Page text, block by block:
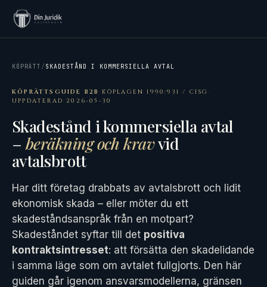
KÖPRÄTT / SKADESTÅND I KOMMERSIELLA AVTAL
KÖPRÄTTSGUIDE B2B· KÖPLAGEN 1990:931 / CISG·
UPPDATERAD 2026-05-30
Skadestånd i kommersiella avtal
– beräkning och kravvid
avtalsbrott
Har ditt företag drabbats av avtalsbrott och lidit
ekonomisk skada – eller möter du ett
skadeståndsanspråk från en motpart?
Skadeståndet syftar till det positiva
kontraktsintresset: att försätta den skadelidande
i samma läge som om avtalet fullgjorts. Den här
guiden går igenom ansvarsmodellerna, gränsen